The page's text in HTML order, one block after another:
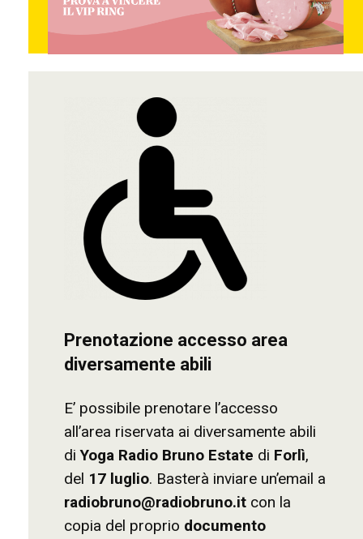
Prenotazione accesso area
diversamente abili
E’ possibile prenotare l’accesso
all’area riservata ai diversamente abili
diYoga Radio Bruno Estate di Forlì,
del 17 luglio. Basterà inviare un’email a
radiobruno@radiobruno.it con la
copia del proprio documento